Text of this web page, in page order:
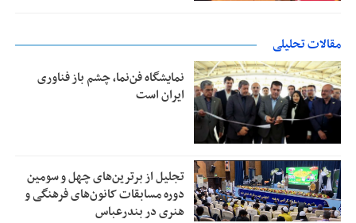
مقالات تحلیلی
نمایشگاه فن‌نما، چشم باز فناوری
ایران است
تجلیل از بر‌ترین‌های چهل و سومین
دوره مسابقات کانون‌های فرهنگی و
هنری در بندرعباس